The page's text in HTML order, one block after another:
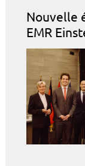
Nouvelle
EMR